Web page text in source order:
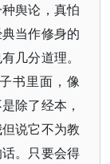
舆论，真怕
当作修身的
几分道理。
书里面，像
除了经本，
说它不为教
。只要会得